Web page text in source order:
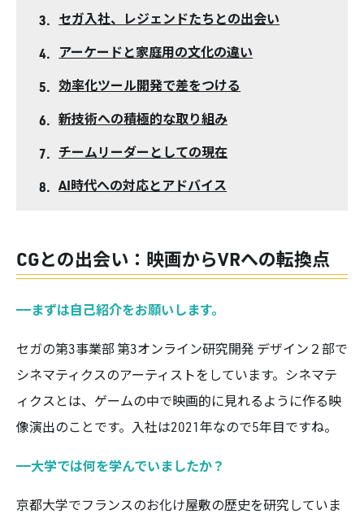
セガ入社、レジェンドたちとの出会い
アーケードと家庭用の文化の違い
効率化ツール開発で差をつける
新技術への積極的な取り組み
チームリーダーとしての現在
AI時代への対応とアドバイス
CGとの出会い：映画からVRへの転換点
——まずは自己紹介をお願いします。
セガの第3事業部 第3オンライン研究開発 デザイン２部で
シネマティクスのアーティストをしています。シネマテ
ィクスとは、ゲームの中で映画的に見れるように作る映
像演出のことです。入社は2021年なので5年目ですね。
——大学では何を学んでいましたか？
京都大学でフランスのお化け屋敷の歴史を研究していま